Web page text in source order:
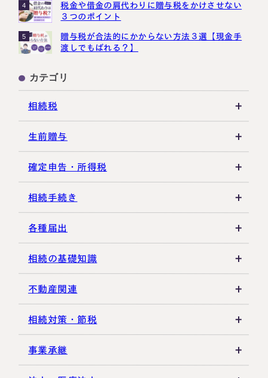
4
税金や借金の肩代わりに贈与税をかけさせない
３つのポイント
5
贈与税が合法的にかからない方法３選【現金手
渡しでもばれる？】
カテゴリ
相続税
相続税の基礎知識
税務調査・申告実務
各種控除・特例
生前贈与
贈与税の基礎知識
贈与の特例制度
生前贈与
その他贈与関連
確定申告・所得税
譲渡所得
その他所得税
相続手続き
遺言書
遺留分
遺産分割
相続登記・名義変更
相続放棄・限定承認
各種届出
税金の納付
死亡届・届出関連
延納・物納
相続の基礎知識
法定相続人・法定相続分
相続財産
特別縁故者
不動産関連
建物・マンション評価
土地の評価
相続対策・節税
養子縁組・家族信託
事業承継